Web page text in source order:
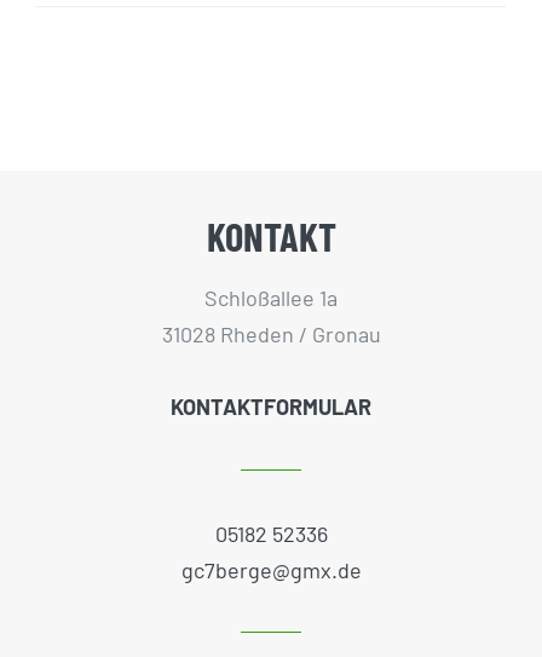
KONTAKT
Schloßallee 1a
31028 Rheden / Gronau
KONTAKTFORMULAR
05182 52336
gc7berge@gmx.de